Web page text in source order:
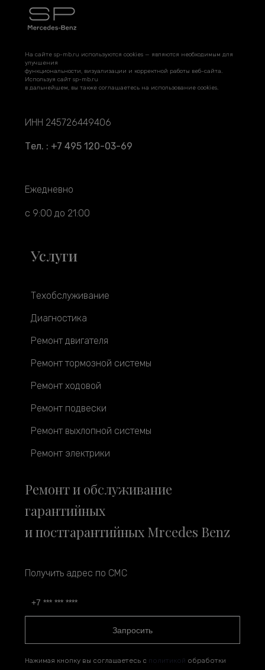
На сайте sp-mb.ru используются cookies — являются необходимым для
улучшения
функциональности, визуализации и корректной работы веб-сайта.
Используя сайт sp-mb.ru
в дальнейшем, вы также соглашаетесь на использование cookies.
ИНН 245726449406
Тел. : +7 495 120-03-69
Ежедневно
с 9:00 до 21:00
Услуги
Техобслуживание
Диагностика
Ремонт двигателя
Ремонт тормозной системы
Ремонт ходовой
Ремонт подвески
Ремонт выхлопной системы
Ремонт электрики
Ремонт и обслуживание
гарантийных
и постгарантийных Mrcedes Benz
Получить адрес по СМС
Запросить
Нажимая кнопку вы соглашаетесь с политикой обработки